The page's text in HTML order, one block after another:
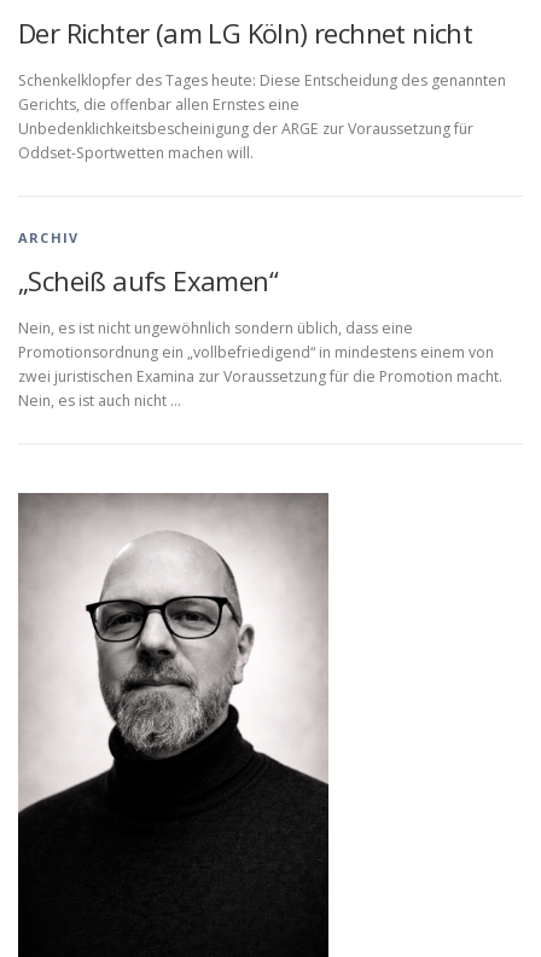
Der Richter (am LG Köln) rechnet nicht
Schenkelklopfer des Tages heute: Diese Entscheidung des genannten
Gerichts, die offenbar allen Ernstes eine
Unbedenklichkeitsbescheinigung der ARGE zur Voraussetzung für
Oddset-Sportwetten machen will.
ARCHIV
„Scheiß aufs Examen“
Nein, es ist nicht ungewöhnlich sondern üblich, dass eine
Promotionsordnung ein „vollbefriedigend“ in mindestens einem von
zwei juristischen Examina zur Voraussetzung für die Promotion macht.
Nein, es ist auch nicht …